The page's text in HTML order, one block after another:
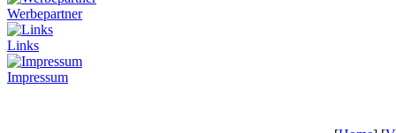
Werbepartner
Links
Impressum